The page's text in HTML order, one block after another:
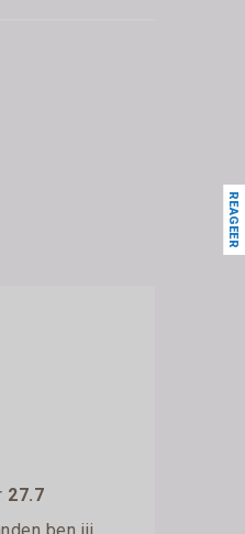
27.7
REAGEER